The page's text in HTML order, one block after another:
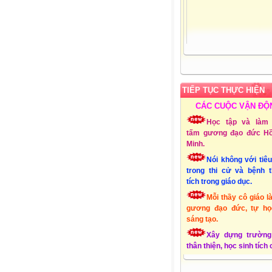
học Xuân Quang 3 –
Xuân - Phú Yên
Chuyên môn: Lớp 1
Địa chỉ: Xuân
Đồng Xuân - Phú Yên
Liên hệ Email:
ĐT:
Lập Website: 15/
TIẾP TỤC THỰC HIỆN
CÁC CUỘC VẬN
Học tập và làm
tấm gương đạo đức
Minh.
Nói không với
trong thi cử và bệnh
tích trong giáo dục.
Mỗi thầy cô giáo
gương đạo đức, tự
sáng tạo.
Xây dựng
thân thiện, học sinh tích